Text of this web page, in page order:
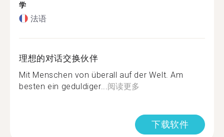
学
法语
理想的对话交换伙伴
Mit Menschen von überall auf der Welt. Am
besten ein geduldiger... 阅读更多
下载软件